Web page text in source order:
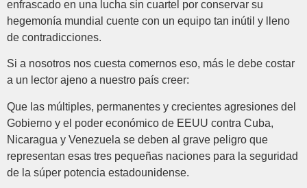
enfrascado en una lucha sin cuartel por conservar su
hegemonía mundial cuente con un equipo tan inútil y lleno
de contradicciones.
Si a nosotros nos cuesta comernos eso, más le debe costar
a un lector ajeno a nuestro país creer:
Que las múltiples, permanentes y crecientes agresiones del
Gobierno y el poder económico de EEUU contra Cuba,
Nicaragua y Venezuela se deben al grave peligro que
representan esas tres pequeñas naciones para la seguridad
de la súper potencia estadounidense.